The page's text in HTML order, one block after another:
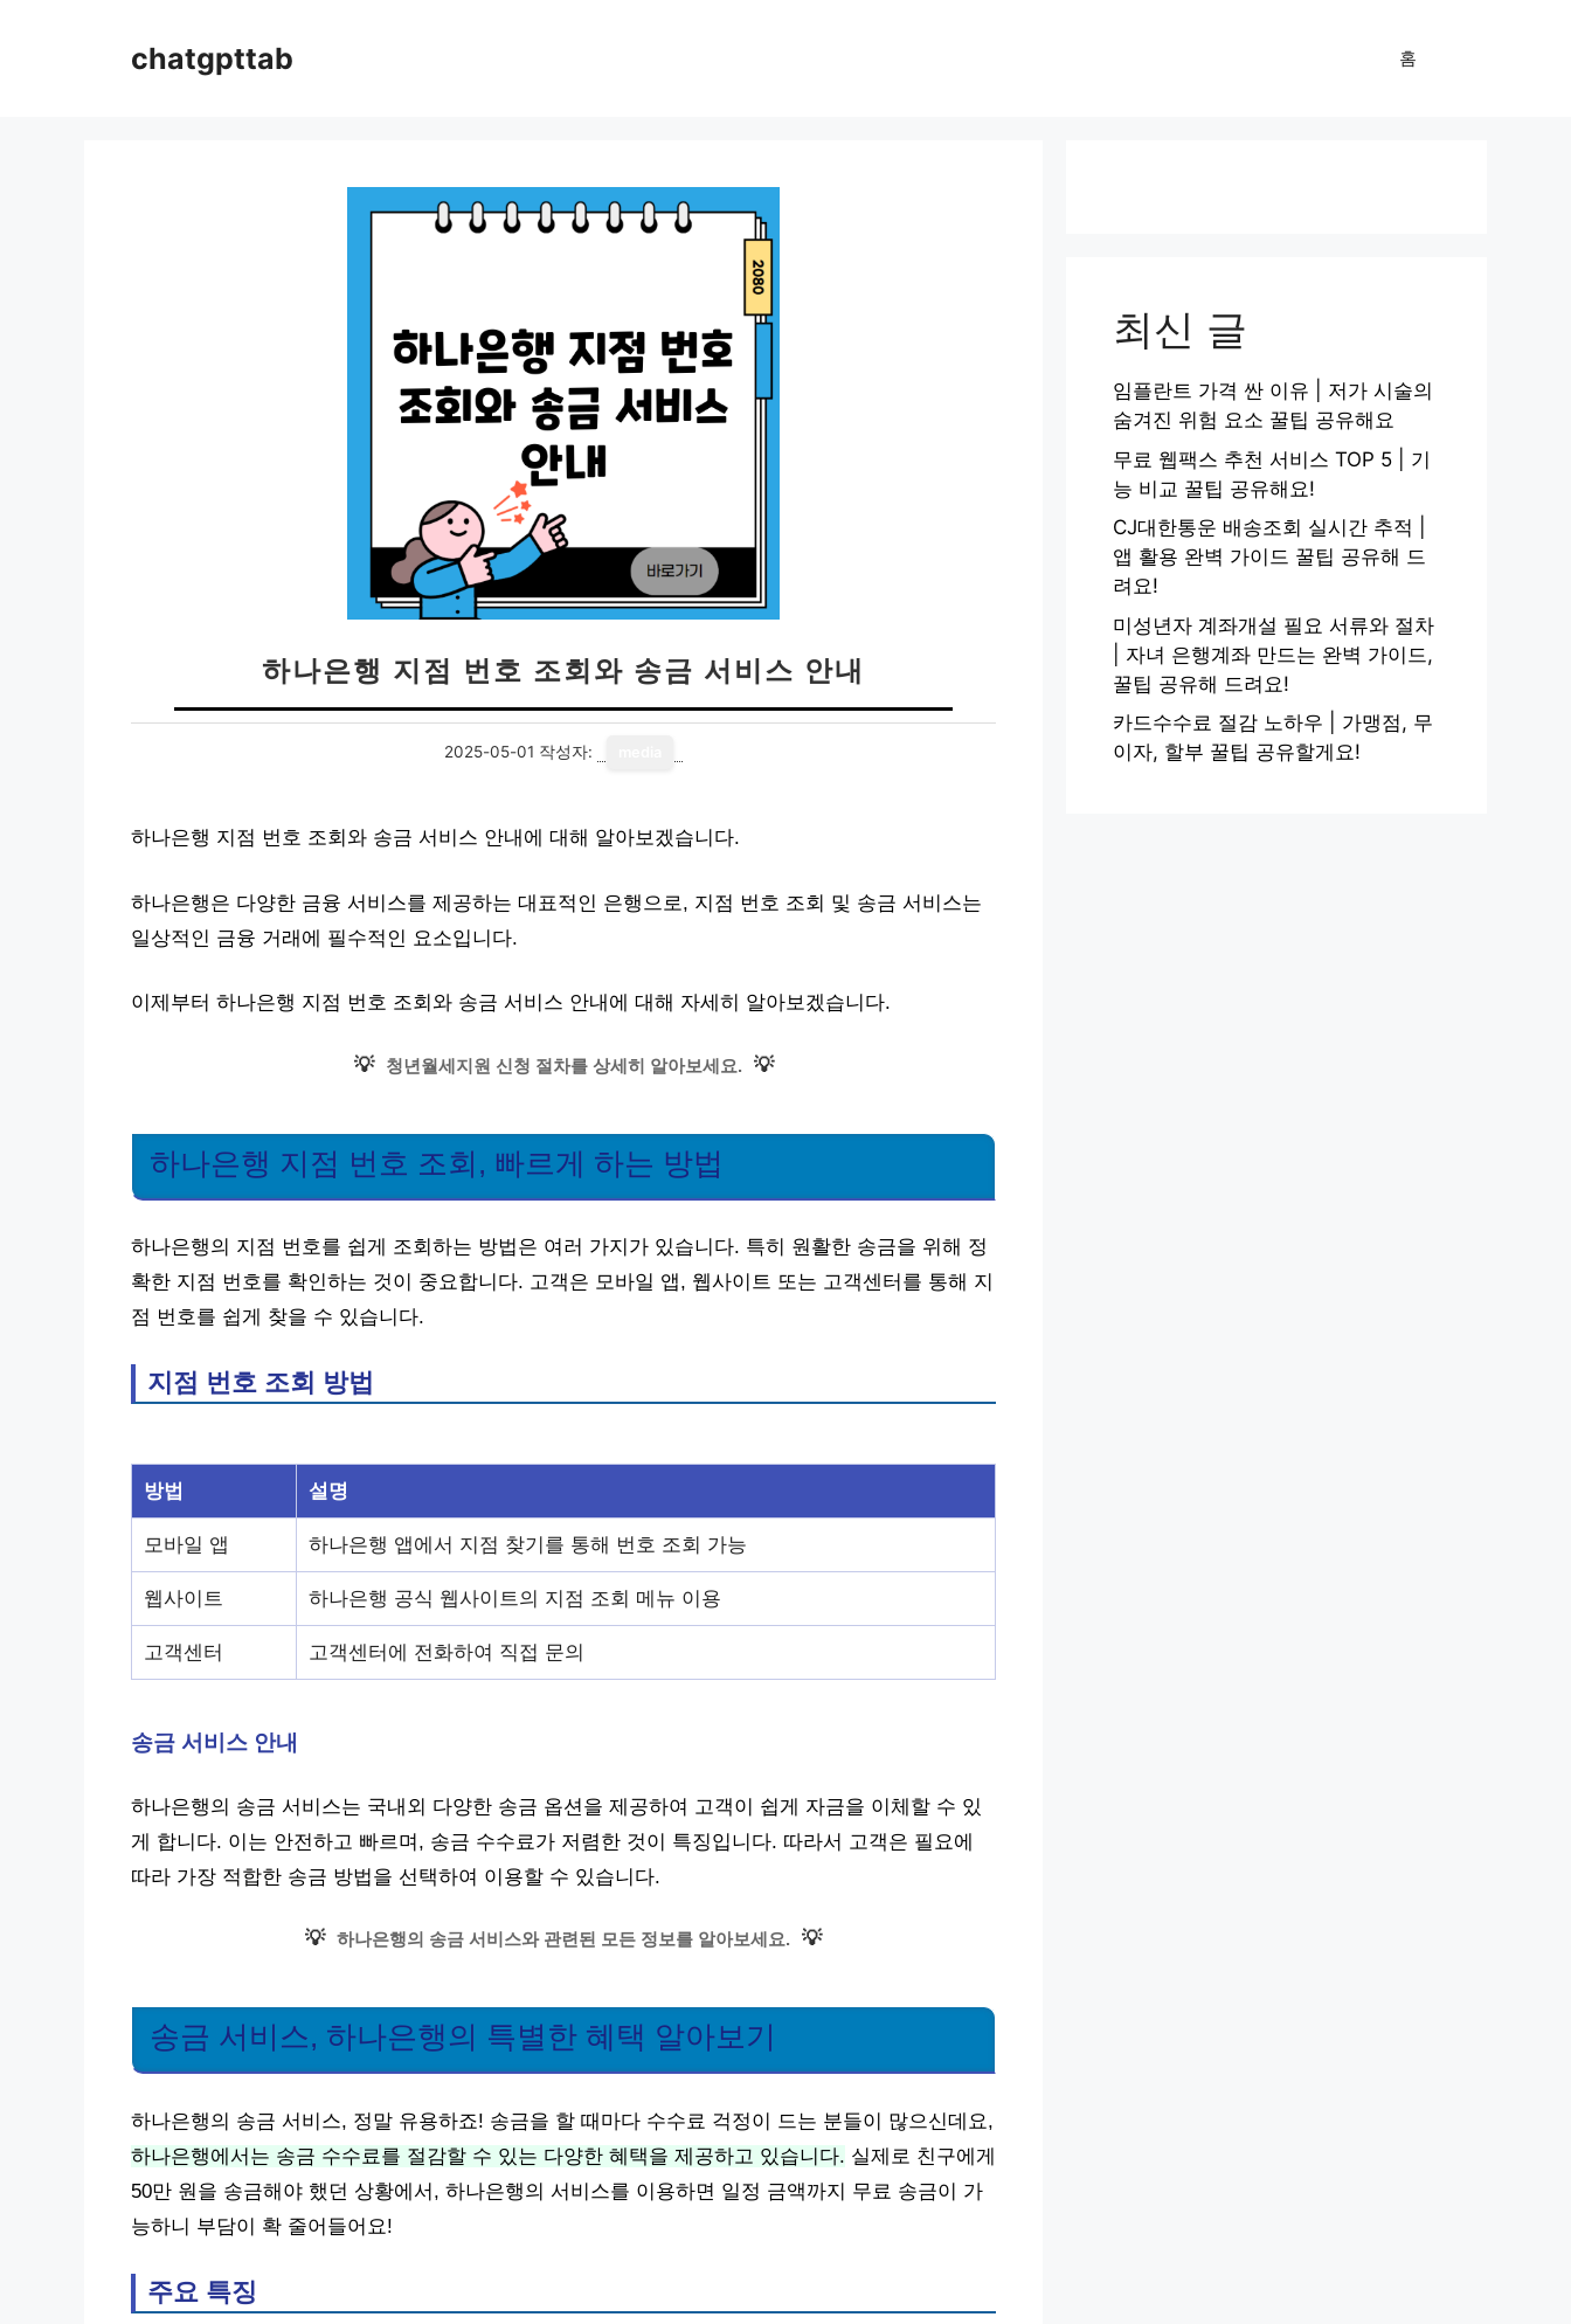
chatgpttab 홈
하나은행 지점 번호 조회와 송금 서비스 안내
2025-05-01 작성자:
하나은행 지점 번호 조회와 송금 서비스 안내에 대해 알아보겠습니다.
하나은행은 다양한 금융 서비스를 제공하는 대표적인 은행으로, 지점 번호 조회 및 송금 서비스는
일상적인 금융 거래에 필수적인 요소입니다.
이제부터 하나은행 지점 번호 조회와 송금 서비스 안내에 대해 자세히 알아보겠습니다.
💡 청년월세지원 신청 절차를 상세히 알아보세요. 💡
하나은행 지점 번호 조회, 빠르게 하는 방법
하나은행의 지점 번호를 쉽게 조회하는 방법은 여러 가지가 있습니다. 특히 원활한 송금을 위해 정
확한 지점 번호를 확인하는 것이 중요합니다. 고객은 모바일 앱, 웹사이트 또는 고객센터를 통해 지
점 번호를 쉽게 찾을 수 있습니다.
지점 번호 조회 방법
방법 설명
모바일 앱 하나은행 앱에서 지점 찾기를 통해 번호 조회 가능
웹사이트 하나은행 공식 웹사이트의 지점 조회 메뉴 이용
고객센터 고객센터에 전화하여 직접 문의
송금 서비스 안내
하나은행의 송금 서비스는 국내외 다양한 송금 옵션을 제공하여 고객이 쉽게 자금을 이체할 수 있
게 합니다. 이는 안전하고 빠르며, 송금 수수료가 저렴한 것이 특징입니다. 따라서 고객은 필요에
따라 가장 적합한 송금 방법을 선택하여 이용할 수 있습니다.
💡 하나은행의 송금 서비스와 관련된 모든 정보를 알아보세요. 💡
송금 서비스, 하나은행의 특별한 혜택 알아보기
하나은행의 송금 서비스, 정말 유용하죠! 송금을 할 때마다 수수료 걱정이 드는 분들이 많으신데요,
하나은행에서는 송금 수수료를 절감할 수 있는 다양한 혜택을 제공하고 있습니다. 실제로 친구에게
50만 원을 송금해야 했던 상황에서, 하나은행의 서비스를 이용하면 일정 금액까지 무료 송금이 가
능하니 부담이 확 줄어들어요!
주요 특징
최신 글
임플란트 가격 싼 이유 | 저가 시술의
숨겨진 위험 요소 꿀팁 공유해요
무료 웹팩스 추천 서비스 TOP 5 | 기
능 비교 꿀팁 공유해요!
CJ대한통운 배송조회 실시간 추적 |
앱 활용 완벽 가이드 꿀팁 공유해 드
려요!
미성년자 계좌개설 필요 서류와 절차
| 자녀 은행계좌 만드는 완벽 가이드,
꿀팁 공유해 드려요!
카드수수료 절감 노하우 | 가맹점, 무
이자, 할부 꿀팁 공유할게요!